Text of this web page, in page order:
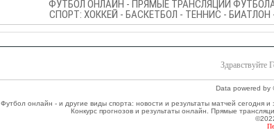
ФУТБОЛ ОНЛАЙН - ПРЯМЫЕ ТРАНСЛЯЦИИ
СПОРТ: ХОККЕЙ - БАСКЕТБОЛ - ТЕННИС -
Здравствуйте
Data powered by
Футбол онлайн - и другие виды спорта: новости и результаты матчей
Конкурс прогнозов и результаты онлайн. Прямые